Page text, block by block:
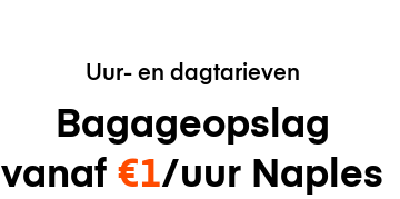
Uur- en dagtarieven
Bagageopslag
vanaf €1/uur Naples